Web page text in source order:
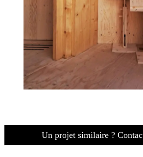
Un projet similaire ?